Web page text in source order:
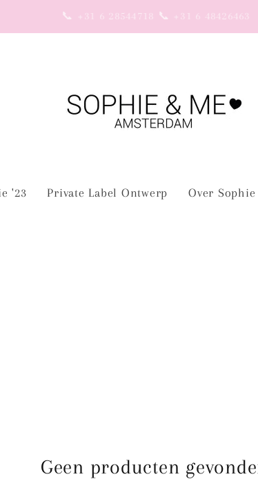
📩 info@sophie-me.nl
'23 Private Label Ontwerp Over Sophie
Geen producten